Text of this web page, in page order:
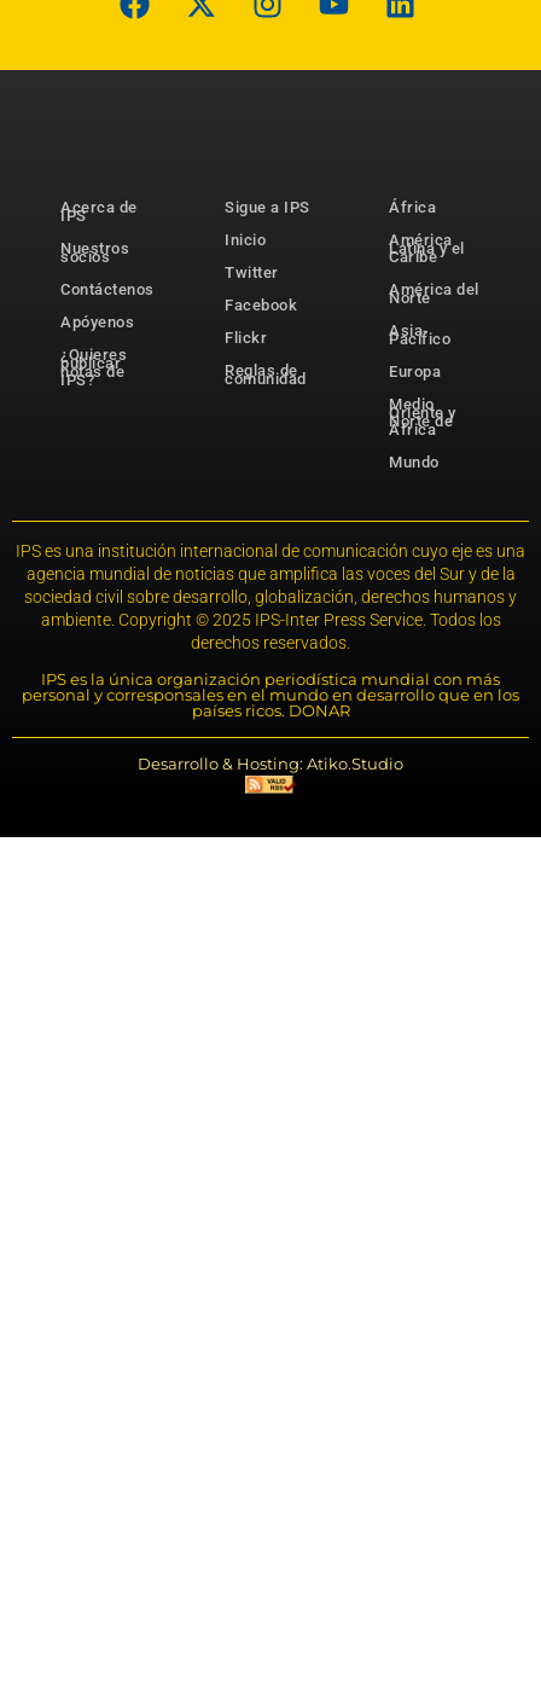
Acerca de
IPS
Nuestros
socios
Contáctenos
Apóyenos
¿Quieres
publicar
notas de
IPS?
Sigue a IPS
Inicio
Twitter
Facebook
Flickr
Reglas de
comunidad
África
América
Latina y el
Caribe
América del
Norte
Asia-
Pacífico
Europa
Medio
Oriente y
Norte de
África
Mundo
IPS es una institución internacional de comunicación cuyo eje es una
agencia mundial de noticias que amplifica las voces del Sur y de la
sociedad civil sobre desarrollo, globalización, derechos humanos y
ambiente. Copyright © 2025 IPS-Inter Press Service. Todos los
derechos reservados.
IPS es la única organización periodística mundial con más
personal y corresponsales en el mundo en desarrollo que en los
países ricos. DONAR
Desarrollo & Hosting: Atiko.Studio